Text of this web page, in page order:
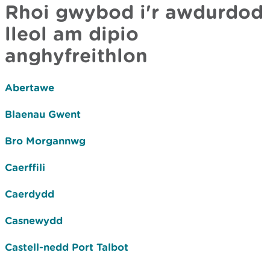
Rhoi gwybod i'r awdurdod
lleol am dipio
anghyfreithlon
Abertawe
Blaenau Gwent
Bro Morgannwg
Caerffili
Caerdydd
Casnewydd
Castell-nedd Port Talbot